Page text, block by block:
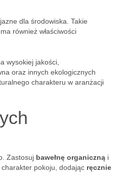
dla środowiska. Takie
ma również właściwości
wysokiej jakości,
oraz innych ekologicznych
charakteru w aranżacji
Zastosuj bawełnę organiczną i
pokoju, dodając ręcznie